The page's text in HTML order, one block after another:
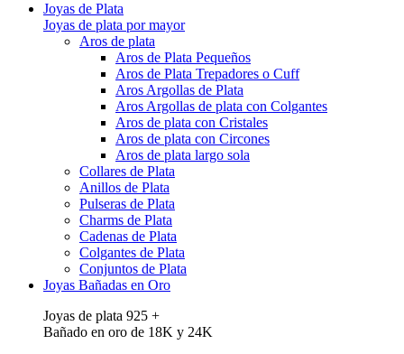
Joyas de Plata
Joyas de plata por mayor
Aros de plata
Aros de Plata Pequeños
Aros de Plata Trepadores o Cuff
Aros Argollas de Plata
Aros Argollas de plata con Colgantes
Aros de plata con Cristales
Aros de plata con Circones
Aros de plata largo sola
Collares de Plata
Anillos de Plata
Pulseras de Plata
Charms de Plata
Cadenas de Plata
Colgantes de Plata
Conjuntos de Plata
Joyas Bañadas en Oro
Joyas de plata 925 +
Bañado en oro de 18K y 24K